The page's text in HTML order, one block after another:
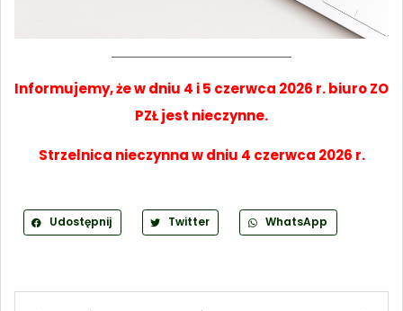
Informujemy, że w dniu 4 i 5 czerwca 2026 r. biuro ZO
PZŁ jest nieczynne.
Strzelnica nieczynna w dniu 4 czerwca 2026 r.
Udostępnij Twitter WhatsApp